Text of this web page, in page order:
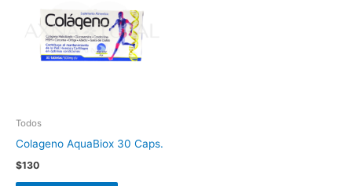
Todos
Colageno AquaBiox 30 Caps.
$130